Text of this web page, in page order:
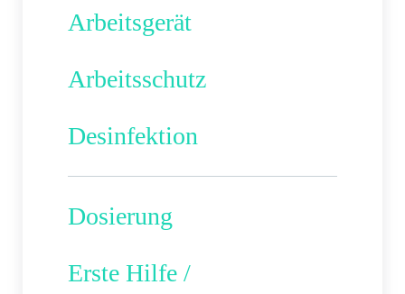
Arbeitsgerät
Arbeitsschutz
Desinfektion
Dosierung
Erste Hilfe /